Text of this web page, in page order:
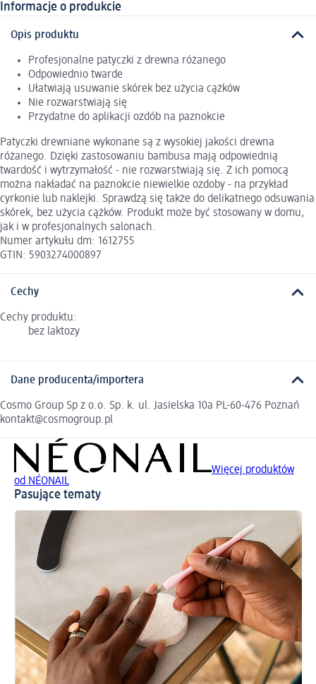
Informacje o produkcie
Opis produktu
Profesjonalne patyczki z drewna różanego
Odpowiednio twarde
Ułatwiają usuwanie skórek bez użycia cążków
Nie rozwarstwiają się
Przydatne do aplikacji ozdób na paznokcie
Patyczki drewniane wykonane są z wysokiej jakości drewna
różanego. Dzięki zastosowaniu bambusa mają odpowiednią
twardość i wytrzymałość - nie rozwarstwiają się. Z ich pomocą
można nakładać na paznokcie niewielkie ozdoby - na przykład
cyrkonie lub naklejki. Sprawdzą się także do delikatnego odsuwania
skórek, bez użycia cążków. Produkt może być stosowany w domu,
jak i w profesjonalnych salonach.
Numer artykułu dm: 1612755
GTIN: 5903274000897
Cechy
Cechy produktu:
bez laktozy
Dane producenta/importera
Cosmo Group Sp z o.o. Sp. k. ul. Jasielska 10a PL-60-476 Poznań
kontakt@cosmogroup.pl
Więcej produktów
od NÉONAIL
Pasujące tematy